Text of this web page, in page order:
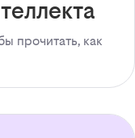
прочитать, как